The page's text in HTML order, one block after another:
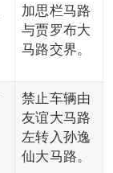
加思栏马路
与贾罗布大
马路交界。
禁止车辆由
友谊大马路
左转入孙逸
仙大马路。